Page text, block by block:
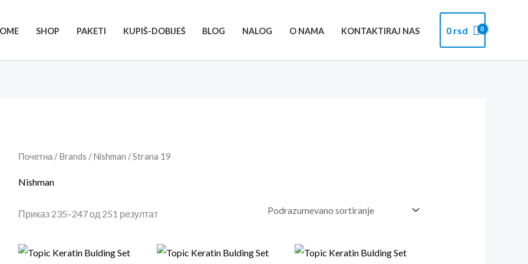
SHOP PAKETI KUPIŠ-DOBIJEŠ BLOG NALOG O NAMA KONTAKTIRAJ NAS 0 rsd
Почетна/ Brands /Nishman / Strana 19
Nishman
Приказ 235–247 од 251 резултат